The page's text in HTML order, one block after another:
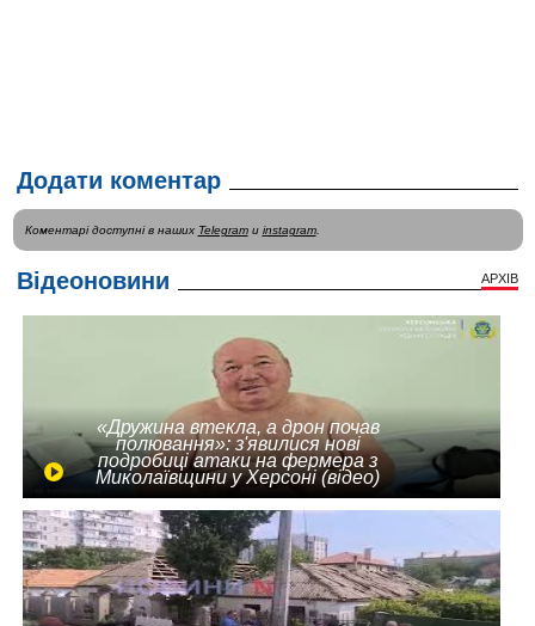
Додати коментар
Коментарі доступні в наших Telegramи instagram.
Відеоновини АРХІВ
«Дружина втекла, а дрон почав
полювання»: з'явилися нові
подробиці атаки на фермера з
Миколаївщини у Херсоні (відео)